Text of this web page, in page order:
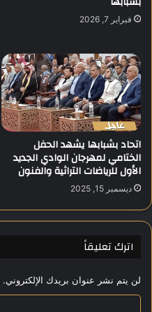
ذ
ي
ة
ل
ل
ب
ر
ا
م
ج
ا
ي
ا
تُ
ن
س
ى
.
.
و
ا
ل
ر
فبراير 7, 2026
اتحاد بشبابها يشهد الحفل
الختامي لمهرجان الوادي الجديد
الأول للرياضات التراثية والفنون
ديسمبر 15, 2025
اترك تعليقاً
لن يتم نشر عنوان بريدك الإلكتروني.